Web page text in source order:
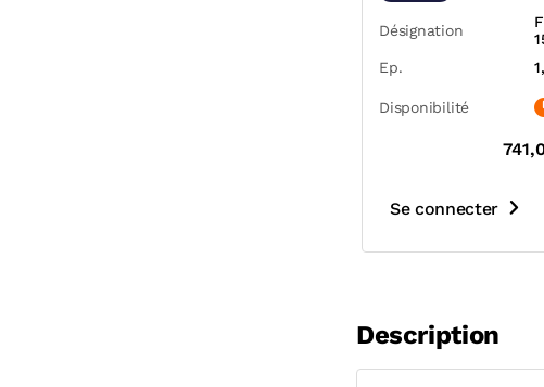
Désignation
Ep.
Disponibilité
Se connecter
Description